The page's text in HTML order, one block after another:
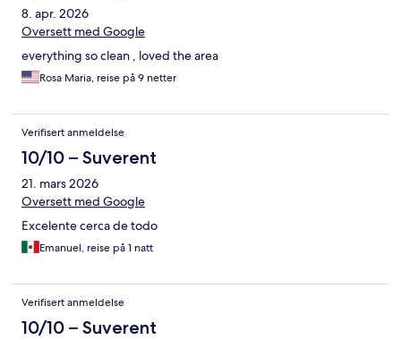
8. apr. 2026
Oversett med Google
everything so clean , loved the area
Rosa Maria, reise på 9 netter
Verifisert anmeldelse
10/10 – Suverent
21. mars 2026
Oversett med Google
Excelente cerca de todo
Emanuel, reise på 1 natt
Verifisert anmeldelse
10/10 – Suverent